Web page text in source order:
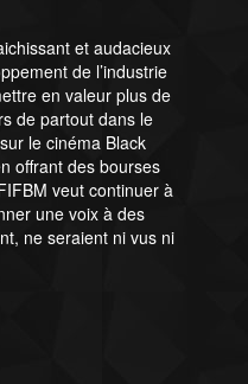
et audacieux
de l’industrie
en valeur plus de
de partout dans le
le cinéma Black
offrant des bourses
veut continuer à
une voix à des
ne seraient ni vus ni